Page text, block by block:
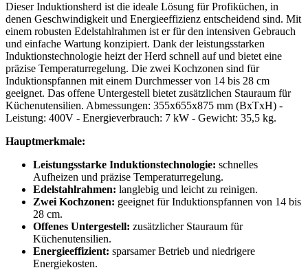
Dieser Induktionsherd ist die ideale Lösung für Profiküchen, in
denen Geschwindigkeit und Energieeffizienz entscheidend sind. Mit
einem robusten Edelstahlrahmen ist er für den intensiven Gebrauch
und einfache Wartung konzipiert. Dank der leistungsstarken
Induktionstechnologie heizt der Herd schnell auf und bietet eine
präzise Temperaturregelung. Die zwei Kochzonen sind für
Induktionspfannen mit einem Durchmesser von 14 bis 28 cm
geeignet. Das offene Untergestell bietet zusätzlichen Stauraum für
Küchenutensilien. Abmessungen: 355x655x875 mm (BxTxH) -
Leistung: 400V - Energieverbrauch: 7 kW - Gewicht: 35,5 kg.
Hauptmerkmale:
Leistungsstarke Induktionstechnologie: schnelles
Aufheizen und präzise Temperaturregelung.
Edelstahlrahmen: langlebig und leicht zu reinigen.
Zwei Kochzonen: geeignet für Induktionspfannen von 14 bis
28 cm.
Offenes Untergestell: zusätzlicher Stauraum für
Küchenutensilien.
Energieeffizient: sparsamer Betrieb und niedrigere
Energiekosten.